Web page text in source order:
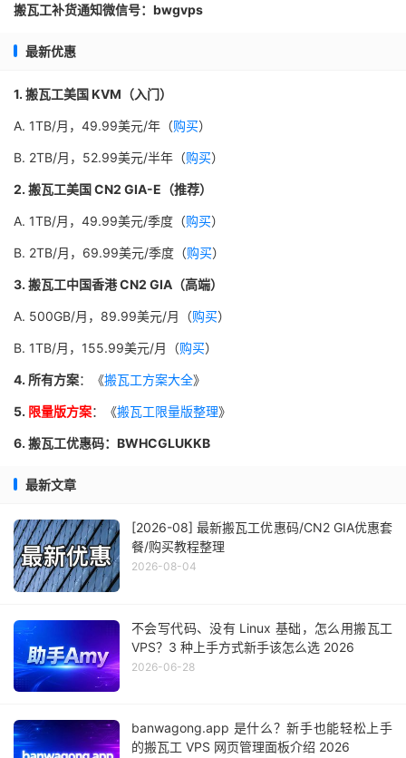
搬瓦工补货通知微信号：bwgvps
最新优惠
1. 搬瓦工美国 KVM（入门）
A. 1TB/月，49.99美元/年（购买）
B. 2TB/月，52.99美元/半年（购买）
2. 搬瓦工美国 CN2 GIA-E（推荐）
A. 1TB/月，49.99美元/季度（购买）
B. 2TB/月，69.99美元/季度（购买）
3. 搬瓦工中国香港 CN2 GIA（高端）
A. 500GB/月，89.99美元/月（购买）
B. 1TB/月，155.99美元/月（购买）
4. 所有方案：《搬瓦工方案大全》
5. 限量版方案：《搬瓦工限量版整理》
6. 搬瓦工优惠码：BWHCGLUKKB
最新文章
[2026-08] 最新搬瓦工优惠码/CN2 GIA优惠套
餐/购买教程整理
2026-08-04
不会写代码、没有 Linux 基础，怎么用搬瓦工
VPS？3 种上手方式新手该怎么选 2026
2026-06-28
banwagong.app 是什么？新手也能轻松上手
的搬瓦工 VPS 网页管理面板介绍 2026